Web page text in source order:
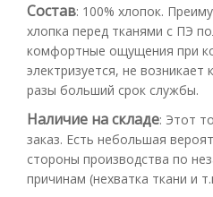
Состав: 100% хлопок.
хлопка перед тканями с ПЭ
комфортные ощущения при
электризуется, не
разы больший срок службы.
Наличие на складе: Этот
заказ. Есть небольшая
стороны производства по
причинам (нехватка ткани и